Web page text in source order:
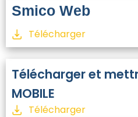
Smico Web
Télécharger
Télécharger et
MOBILE
Télécharger